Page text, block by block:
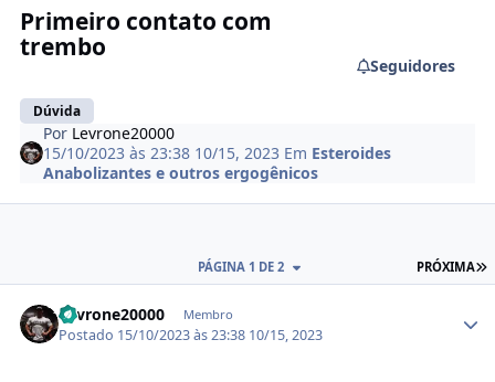
Primeiro contato com
trembo
Dúvida
Seguidores
Por Levrone20000
15/10/2023 às 23:38 10/15, 2023 Em Esteroides
Anabolizantes e outros ergogênicos
PRÓXIMA
PÁGINA 1 DE 2
Levrone20000 Membro
Postado 15/10/2023 às 23:38 10/15, 2023